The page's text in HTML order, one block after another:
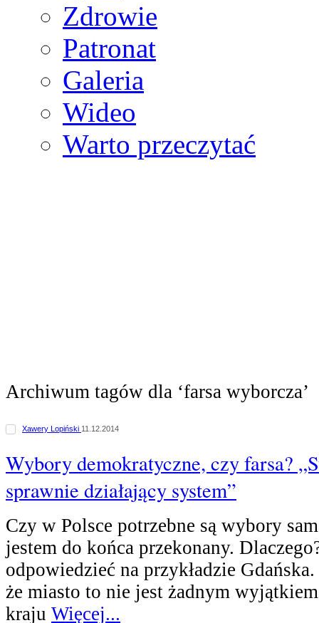
Zdrowie
Patronat
Galeria
Wideo
Warto przeczytać
Archiwum tagów dla ‘farsa wyborcza’
Xawery Lopiński 11.12.2014
Wybory demokratyczne, czy farsa?
sprawnie działający system”
Czy w Polsce potrzebne są wybory
jestem do końca przekonany.
odpowiedzieć na przykładzie
że miasto to nie jest żadnym
kraju Więcej...